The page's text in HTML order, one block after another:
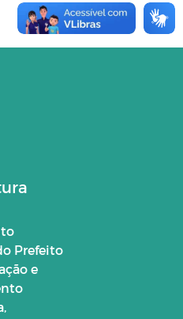
Prefeito
e